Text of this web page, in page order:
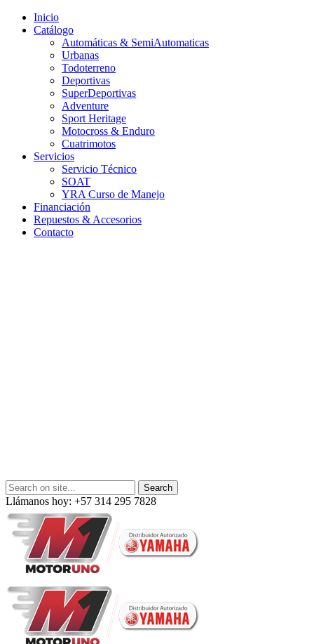
Inicio
Catálogo
Automáticas & SemiAutomaticas
Urbanas
Todoterreno
Deportivas
SuperDeportivas
Adventure
Sport Heritage
Motocross & Enduro
Cuatrimotos
Servicios
Servicio Técnico
SOAT
YRA Curso de Manejo
Financiación
Repuestos & Accesorios
Contacto
Llámanos hoy: +57 314 295 7828